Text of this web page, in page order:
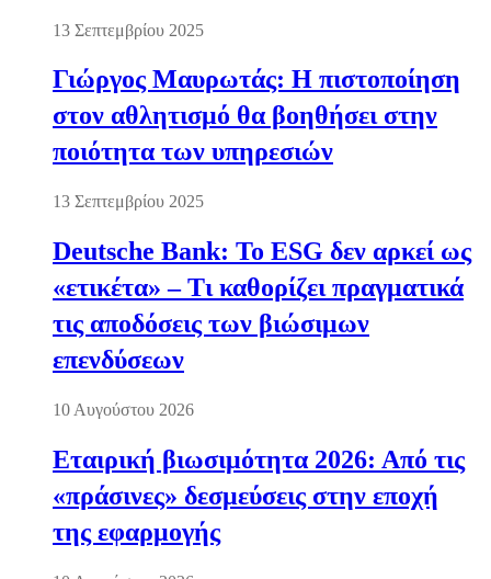
13 Σεπτεμβρίου 2025
Γιώργος Μαυρωτάς: Η πιστοποίηση
στον αθλητισμό θα βοηθήσει στην
ποιότητα των υπηρεσιών
13 Σεπτεμβρίου 2025
Deutsche Bank: Το ESG δεν αρκεί ως
«ετικέτα» – Τι καθορίζει πραγματικά
τις αποδόσεις των βιώσιμων
επενδύσεων
10 Αυγούστου 2026
Εταιρική βιωσιμότητα 2026: Από τις
«πράσινες» δεσμεύσεις στην εποχή
της εφαρμογής